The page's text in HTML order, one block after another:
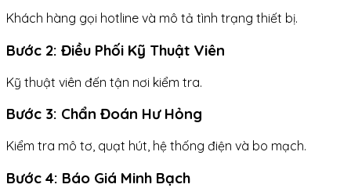
Khách hàng gọi hotline và mô tả tình trạng thiết bị.
Bước 2: Điều Phối Kỹ Thuật Viên
Kỹ thuật viên đến tận nơi kiểm tra.
Bước 3: Chẩn Đoán Hư Hỏng
Kiểm tra mô tơ, quạt hút, hệ thống điện và bo mạch.
Bước 4: Báo Giá Minh Bạch